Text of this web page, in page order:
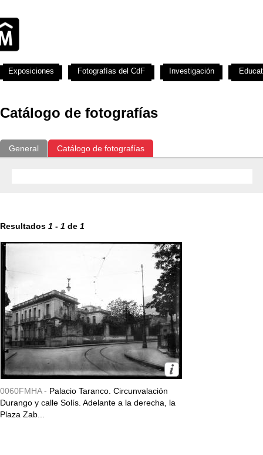
Catálogo de fotografías
General Catálogo de fotografías
Resultados 1 - 1 de 1
0060FMHA - Palacio Taranco. Circunvalación
Durango y calle Solís. Adelante a la derecha, la
Plaza Zab...
Exposiciones Fotografías del CdF Investigación